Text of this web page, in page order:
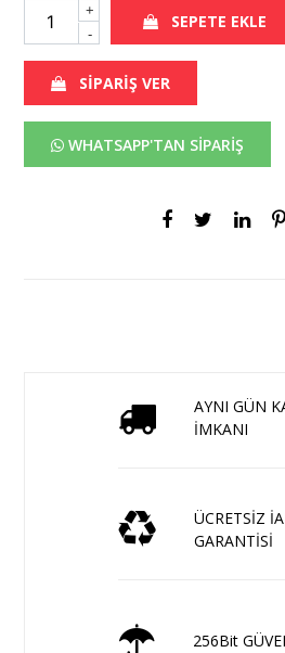
+
-
SEPETE EKLE
SİPARİŞ VER
WHATSAPP'TAN SİPARİŞ
AYNI GÜN
İMKANI
ÜCRETSİZ
GARANTİSİ
256Bit